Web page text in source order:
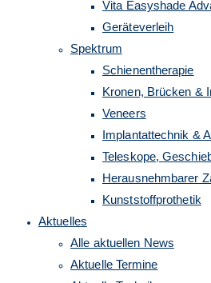
Vita Easyshade
Geräteverleih
Spektrum
Schienentherapie
Kronen, Brücken &
Veneers
Implantattechnik &
Teleskope,
Herausnehmbarer
Kunststoffprothetik
Aktuelles
Alle aktuellen News
Aktuelle Termine